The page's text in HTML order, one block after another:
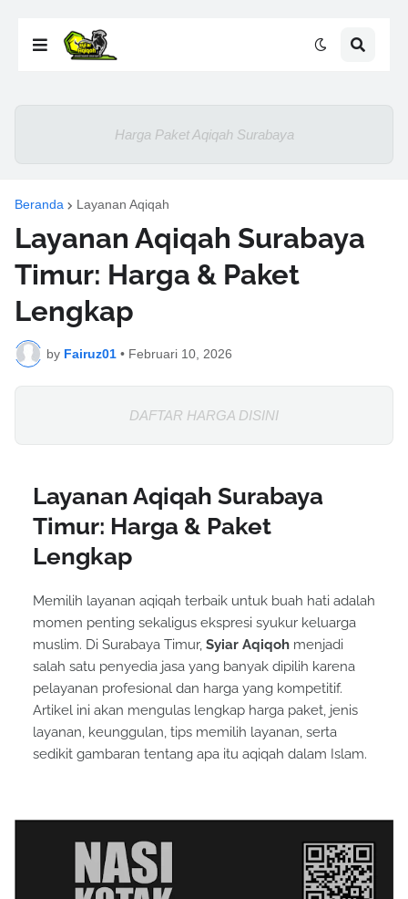
Harga Paket Aqiqah Surabaya
Beranda Layanan Aqiqah
Layanan Aqiqah Surabaya
Timur: Harga & Paket
Lengkap
by Fairuz01 • Februari 10, 2026
DAFTAR HARGA DISINI
Layanan Aqiqah Surabaya
Timur: Harga & Paket
Lengkap
Memilih layanan aqiqah terbaik untuk buah hati adalah
momen penting sekaligus ekspresi syukur keluarga
muslim. Di Surabaya Timur, Syiar Aqiqoh menjadi
salah satu penyedia jasa yang banyak dipilih karena
pelayanan profesional dan harga yang kompetitif.
Artikel ini akan mengulas lengkap harga paket, jenis
layanan, keunggulan, tips memilih layanan, serta
sedikit gambaran tentang apa itu aqiqah dalam Islam.